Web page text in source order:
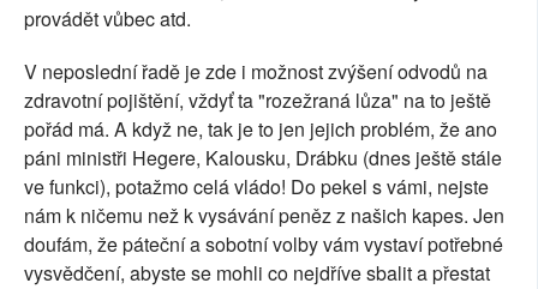
provádět vůbec atd.
V neposlední řadě je zde i možnost zvýšení odvodů na
zdravotní pojištění, vždyť ta "rozežraná lůza" na to ještě
pořád má. A když ne, tak je to jen jejich problém, že ano
páni ministři Hegere, Kalousku, Drábku (dnes ještě stále
ve funkci), potažmo celá vládo! Do pekel s vámi, nejste
nám k ničemu než k vysávání peněz z našich kapes. Jen
doufám, že páteční a sobotní volby vám vystaví potřebné
vysvědčení, abyste se mohli co nejdříve sbalit a přestat